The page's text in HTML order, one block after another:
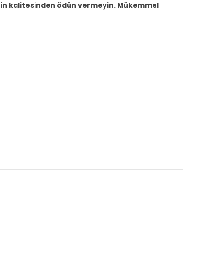
kalitesinden ödün vermeyin. Mükemmel